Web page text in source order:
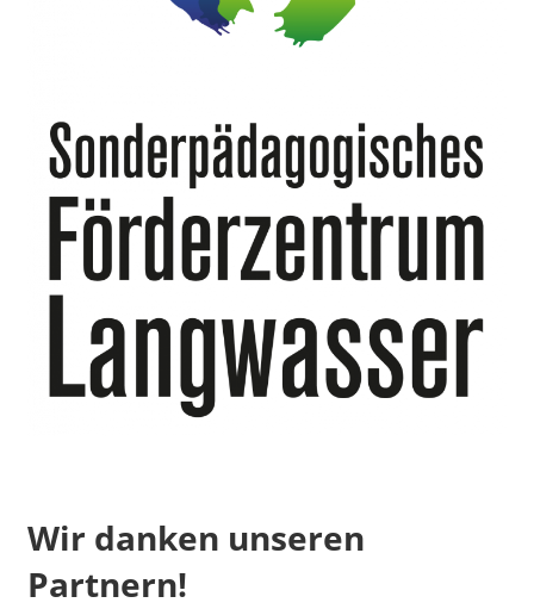
Wir danken unseren
Partnern!